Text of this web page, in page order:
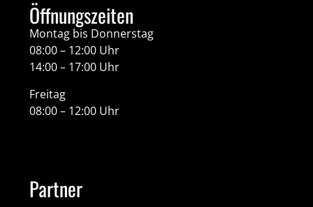
Öffnungszeiten
Montag bis Donnerstag
08:00 – 12:00 Uhr
14:00 – 17:00 Uhr
Freitag
08:00 – 12:00 Uhr
Partner